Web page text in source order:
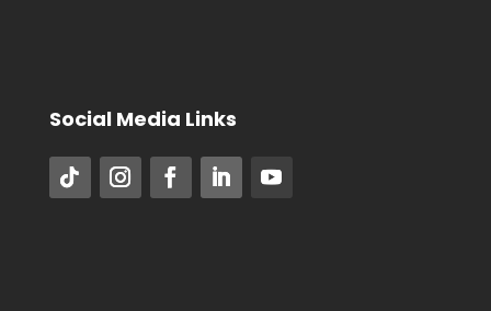
Social Media Links